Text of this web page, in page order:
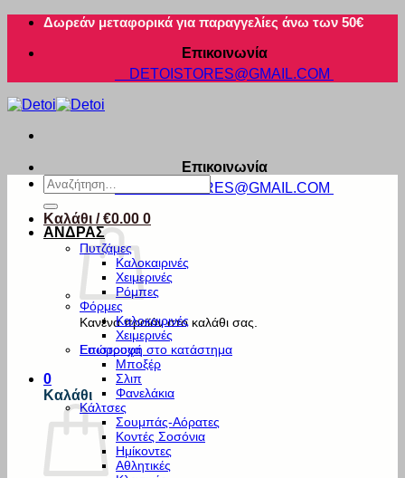
Μετάβαση
περιεχόμενο
Δωρεάν μεταφορικά για παραγγελίες άνω των 50€
Επικοινωνία
DETOISTORES@GMAIL.COM
Επικοινωνία
DETOISTORES@GMAIL.COM
Καλάθι /€0.00 0
Κανένα προϊόν στο καλάθι σας.
Επιστροφή στο κατάστημα
0
Καλάθι
Αναζήτηση
για:
ΑΝΔΡΑΣ
Πυτζάμες
Καλοκαιρινές
Χειμερινές
Ρόμπες
Φόρμες
Καλοκαιρινές
Χειμερινές
Εσώρουχα
Μποξέρ
Σλιπ
Φανελάκια
Κάλτσες
Σουμπάς-Αόρατες
Κοντές Σοσόνια
Ημίκοντες
Αθλητικές